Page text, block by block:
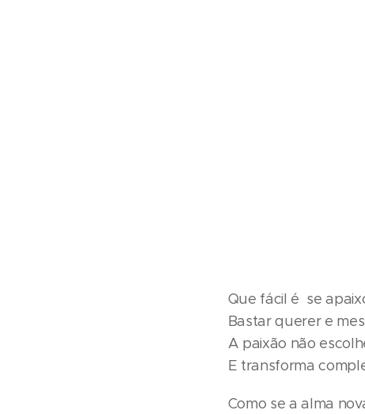
Que fácil é se
Bastar querer e
A paixão não
E transforma
Como se a alma